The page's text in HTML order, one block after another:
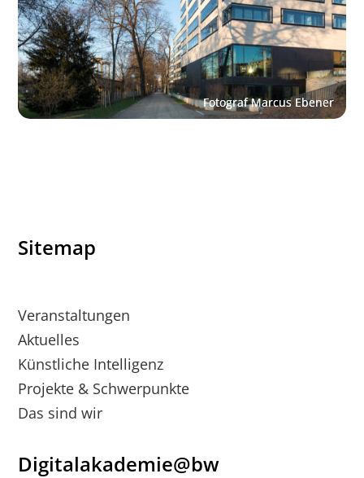
Sitemap
Veranstaltungen
Aktuelles
Künstliche Intelligenz
Projekte & Schwerpunkte
Das sind wir
Digitalakademie@bw